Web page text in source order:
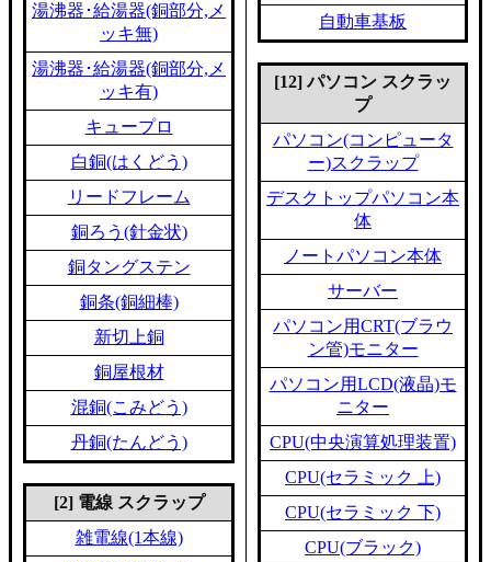
湯沸器･給湯器(銅部分,メ
ッキ無)
湯沸器･給湯器(銅部分,メ
ッキ有)
キュープロ
白銅(はくどう)
リードフレーム
銅ろう(針金状)
銅タングステン
銅条(銅細棒)
新切上銅
銅屋根材
混銅(こみどう)
丹銅(たんどう)
[2] 電線 スクラップ
雑電線(1本線)
自動車基板
[12] パソコン スクラッ
プ
パソコン(コンピュータ
ー)スクラップ
デスクトップパソコン本
体
ノートパソコン本体
サーバー
パソコン用CRT(ブラウ
ン管)モニター
パソコン用LCD(液晶)モ
ニター
CPU(中央演算処理装置)
CPU(セラミック 上)
CPU(セラミック 下)
CPU(ブラック)